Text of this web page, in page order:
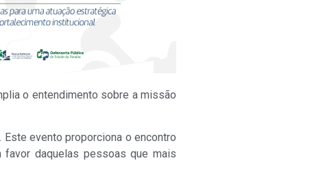
o entendimento sobre a missão
evento proporciona o encontro
daquelas pessoas que mais